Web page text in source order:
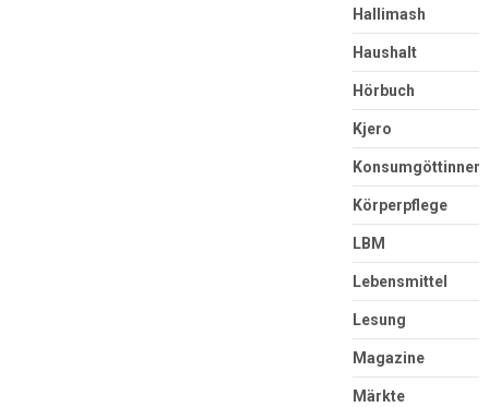
Hallimash
Haushalt
Hörbuch
Kjero
Konsumgöttinnen
Körperpflege
LBM
Lebensmittel
Lesung
Magazine
Märkte